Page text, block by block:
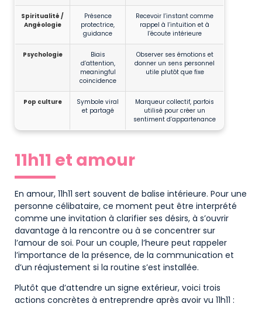
Spiritualité /
Angéologie
Présence
protectrice,
guidance
Recevoir l’instant comme
rappel à l’intuition et à
l’écoute intérieure
Psychologie
Biais
d’attention,
meaningful
coincidence
Observer ses émotions et
donner un sens personnel
utile plutôt que fixe
Pop culture
Symbole viral
et partagé
Marqueur collectif, parfois
utilisé pour créer un
sentiment d’appartenance
11h11 et amour
En amour, 11h11 sert souvent de balise intérieure. Pour une
personne célibataire, ce moment peut être interprété
comme une invitation à clarifier ses désirs, à s’ouvrir
davantage à la rencontre ou à se concentrer sur
l’amour de soi. Pour un couple, l’heure peut rappeler
l’importance de la présence, de la communication et
d’un réajustement si la routine s’est installée.
Plutôt que d’attendre un signe extérieur, voici trois
actions concrètes à entreprendre après avoir vu 11h11 :